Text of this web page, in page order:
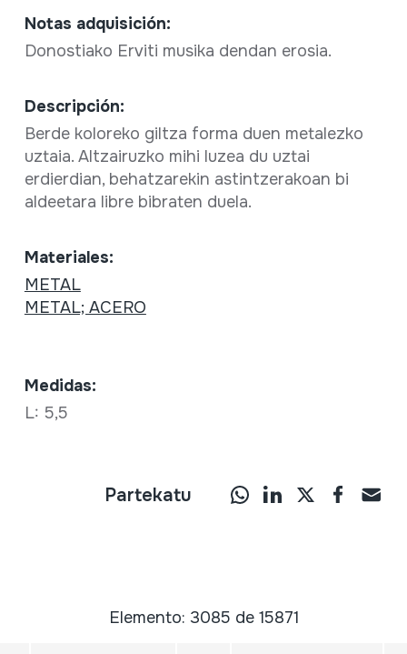
Notas adquisición:
Donostiako Erviti musika dendan erosia.
Descripción:
Berde koloreko giltza forma duen metalezko
uztaia. Altzairuzko mihi luzea du uztai
erdierdian, behatzarekin astintzerakoan bi
aldeetara libre bibraten duela.
Materiales:
METAL
METAL; ACERO
Medidas:
L: 5,5
Partekatu
Elemento: 3085 de 15871